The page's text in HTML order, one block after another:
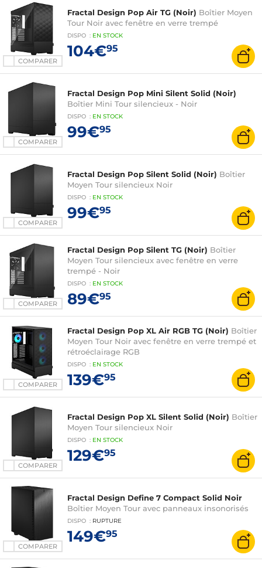
COMPARER
Fractal Design Pop Air TG (Noir) Boîtier Moyen
Tour Noir avec fenêtre en verre trempé
DISPO : EN STOCK
104€95
COMPARER
Fractal Design Pop Mini Silent Solid (Noir)
Boîtier Mini Tour silencieux - Noir
DISPO : EN STOCK
99€95
COMPARER
Fractal Design Pop Silent Solid (Noir) Boîtier
Moyen Tour silencieux Noir
DISPO : EN STOCK
99€95
COMPARER
Fractal Design Pop Silent TG (Noir) Boîtier
Moyen Tour silencieux avec fenêtre en verre
trempé - Noir
DISPO : EN STOCK
89€95
COMPARER
Fractal Design Pop XL Air RGB TG (Noir) Boîtier
Moyen Tour Noir avec fenêtre en verre trempé et
rétroéclairage RGB
DISPO : EN STOCK
139€95
COMPARER
Fractal Design Pop XL Silent Solid (Noir) Boîtier
Moyen Tour silencieux Noir
DISPO : EN STOCK
129€95
COMPARER
Fractal Design Define 7 Compact Solid Noir
Boîtier Moyen Tour avec panneaux insonorisés
DISPO : RUPTURE
149€95